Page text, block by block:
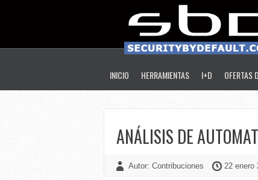
INICIO HERRAMIENTAS I+D OFERTAS
ANÁLISIS DE
Autor: Contribuciones 22 enero